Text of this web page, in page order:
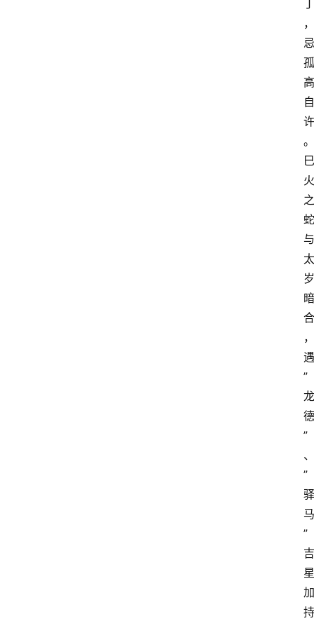
，
忌
孤
高
自
许
。
巳
火
之
蛇
与
太
岁
暗
合
，
遇
”
龙
德
”
、
”
驿
马
”
吉
星
加
持